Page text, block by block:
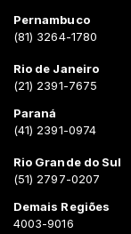
Pernambuco
(81) 3264-1780
Rio de Janeiro
(21) 2391-7675
Paraná
(41) 2391-0974
Rio Grande do Sul
(51) 2797-0207
Demais Regiões
4003-9016